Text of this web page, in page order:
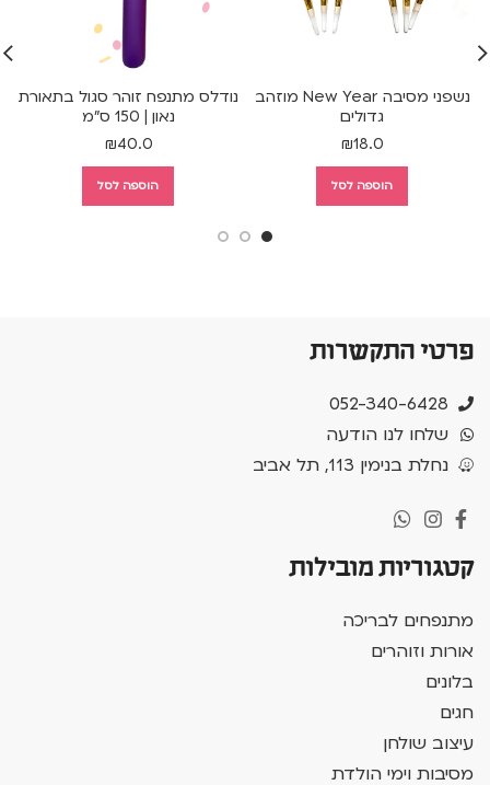
נשפני מסיבה New Year מוזהב
גדולים
₪18.0
הוספה לסל
נודלס מתנפח זוהר סגול בתאורת
נאון | 150 ס"מ
₪40.0
הוספה לסל
פרטי התקשרות
052-340-6428
שלחו לנו הודעה
נחלת בנימין 113, תל אביב
קטגוריות מובילות
מתנפחים לבריכה
אורות וזוהרים
בלונים
חגים
עיצוב שולחן
מסיבות וימי הולדת